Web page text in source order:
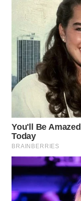
NATUNA
WN
BINTAN
WN
MANDALIKA
LIKUPANG
WN
LABUANBAJO
WN
BORNEO